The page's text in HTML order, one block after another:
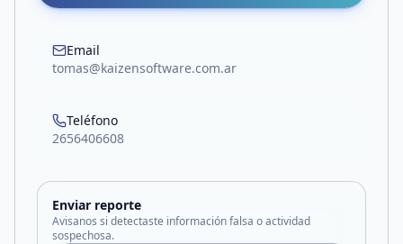
Email
tomas@kaizensoftware.com.ar
Teléfono
2656406608
Enviar reporte
Avisanos si detectaste información falsa o actividad
sospechosa.